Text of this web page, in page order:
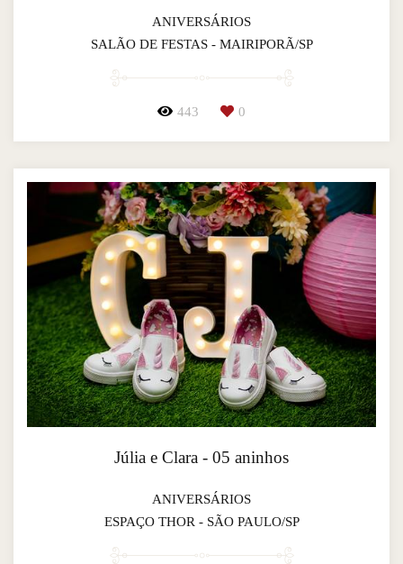
ANIVERSÁRIOS
SALÃO DE FESTAS - MAIRIPORÃ/SP
443 0
Júlia e Clara - 05 aninhos
ANIVERSÁRIOS
ESPAÇO THOR - SÃO PAULO/SP